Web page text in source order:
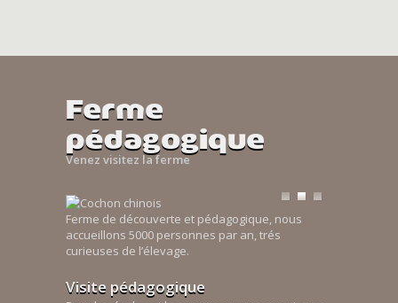
Ferme
pédagogique
Venez visitez la ferme
Ferme de découverte et pédagogique, nous
accueillons 5000 personnes par an, trés
curieuses de l’élevage.
Visite pédagogique